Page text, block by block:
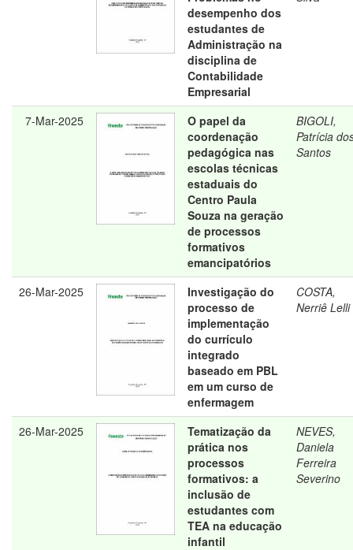
desempenho dos
estudantes de
Administração na
disciplina de
Contabilidade
Empresarial
7-Mar-2025
O papel da
coordenação
pedagógica nas
escolas técnicas
estaduais do
Centro Paula
Souza na geração
de processos
formativos
emancipatórios
BIGOLI,
Patrícia
Santos
26-Mar-2025
Investigação do
processo de
implementação
do currículo
integrado
baseado em PBL
em um curso de
enfermagem
COSTA,
Nerriê Lelli
26-Mar-2025
Tematização da
prática nos
processos
formativos: a
inclusão de
estudantes com
TEA na educação
infantil
NEVES,
Daniela
Ferreira
Severino